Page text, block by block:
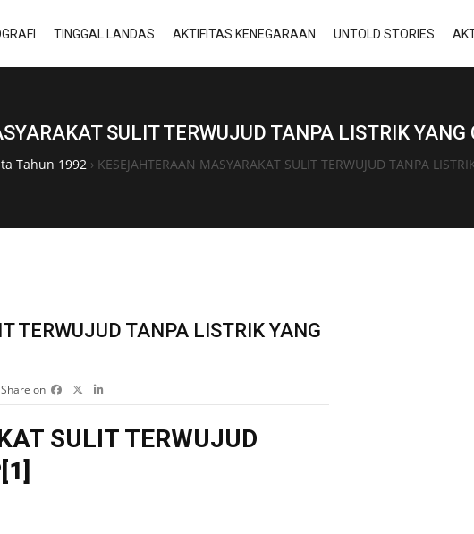
TINGGAL LANDAS AKTIFITAS KENEGARAAN UNTOLD STORIES
SULIT TERWUJUD TANPA LISTRIK YANG
Tahun 1992 › KESEJAHTERAAN MASYARAKAT SULIT TERWUJUD TANPA
TERWUJUD TANPA LISTRIK YANG
Share on
SULIT TERWUJUD
[1]